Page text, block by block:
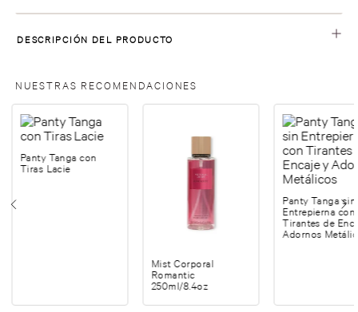
DESCRIPCIÓN DEL PRODUCTO
NUESTRAS RECOMENDACIONES
Panty Tanga con
Tiras Lacie
Mist Corporal
Romantic
250ml/8.4oz
Panty Tanga sin
Entrepierna con
Tirantes de
Adornos